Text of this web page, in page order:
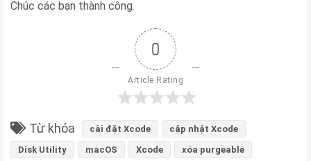
Chúc các bạn thành công.
0
Article Rating
Từ khóa cài đặt Xcode
cập nhật Xcode
Disk Utility
macOS Xcode
xóa purgeable